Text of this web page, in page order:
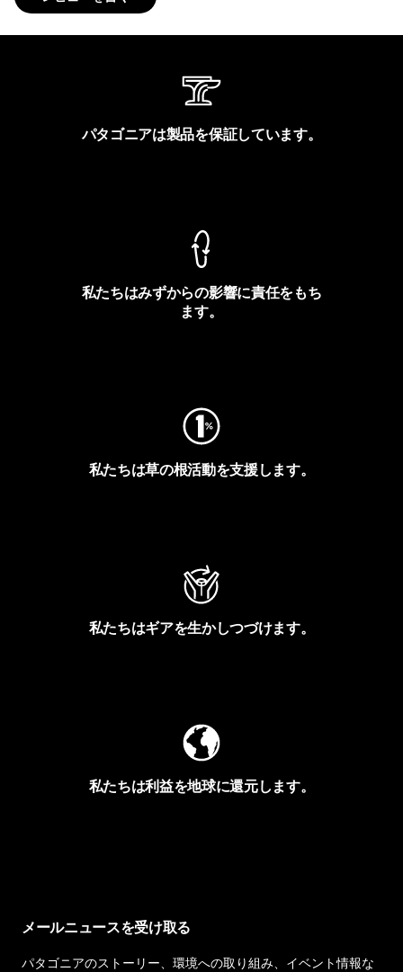
パタゴニアは製品を保証しています。
私たちはみずからの影響に責任をもち
ます。
私たちは草の根活動を支援します。
私たちはギアを生かしつづけます。
私たちは利益を地球に還元します。
メールニュースを受け取る
パタゴニアのストーリー、環境への取り組み、イベント情報な